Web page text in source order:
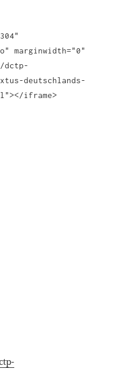
marginwidth="0"
dctp-
deutschlands-
iframe>